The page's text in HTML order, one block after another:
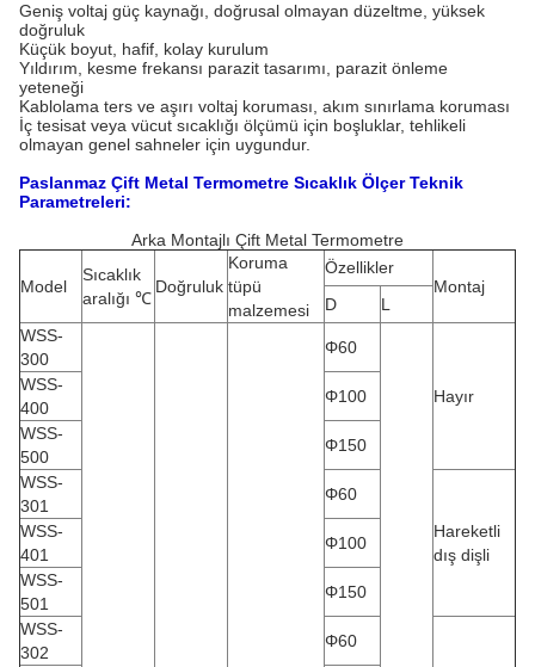
Geniş voltaj güç kaynağı, doğrusal olmayan düzeltme, yüksek
doğruluk
Küçük boyut, hafif, kolay kurulum
Yıldırım, kesme frekansı parazit tasarımı, parazit önleme
yeteneği
Kablolama ters ve aşırı voltaj koruması, akım sınırlama koruması
İç tesisat veya vücut sıcaklığı ölçümü için boşluklar, tehlikeli
olmayan genel sahneler için uygundur.
Paslanmaz Çift Metal Termometre Sıcaklık Ölçer Teknik
Parametreleri:
Arka Montajlı Çift Metal Termometre
Model
Sıcaklık
aralığı ℃
Doğruluk
Koruma
tüpü
malzemesi
Özellikler
Montaj
D
L
WSS-
300
Φ60
Hayır
WSS-
400
Φ100
WSS-
500
Φ150
WSS-
301
Φ60
Hareketli
dış dişli
WSS-
401
Φ100
WSS-
501
Φ150
WSS-
302
Φ60